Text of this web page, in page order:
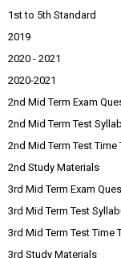
1st to 5th Standard
2019
2020 - 2021
2020-2021
2nd Mid Term Exam
2nd Mid Term Test
2nd Mid Term Test Time
2nd Study Materials
3rd Mid Term Exam
3rd Mid Term Test
3rd Mid Term Test Time
3rd Study Materials